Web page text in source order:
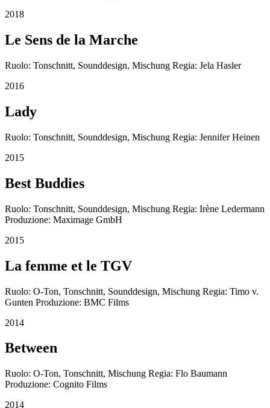
2018
Le Sens de la Marche
Ruolo: Tonschnitt, Sounddesign, Mischung Regia: Jela Hasler
2016
Lady
Ruolo: Tonschnitt, Sounddesign, Mischung Regia: Jennifer Heinen
2015
Best Buddies
Ruolo: Tonschnitt, Sounddesign, Mischung Regia: Irène Ledermann
Produzione: Maximage GmbH
2015
La femme et le TGV
Ruolo: O-Ton, Tonschnitt, Sounddesign, Mischung Regia: Timo v.
Gunten Produzione: BMC Films
2014
Between
Ruolo: O-Ton, Tonschnitt, Mischung Regia: Flo Baumann
Produzione: Cognito Films
2014